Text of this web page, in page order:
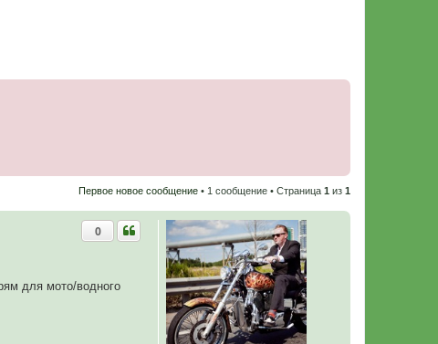
Первое новое сообщение • 1 сообщение • Страница 1 из 1
0
для мото/водного